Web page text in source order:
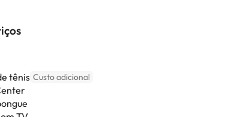
tênis Custo adicional